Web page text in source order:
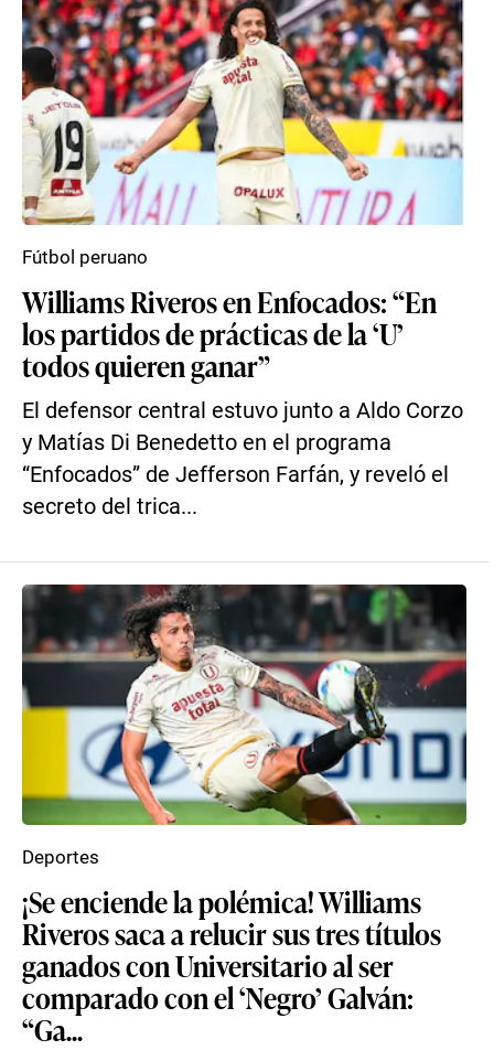
Williams Riveros en Enfocados: “En
los partidos de prácticas de la ‘U’
todos quieren ganar”
El defensor central estuvo junto a Aldo Corzo
y Matías Di Benedetto en el programa
“Enfocados” de Jefferson Farfán, y reveló el
secreto del trica...
Fútbol peruano
¡Se enciende la polémica! Williams
Riveros saca a relucir sus tres títulos
ganados con Universitario al ser
comparado con el ‘Negro’ Galván:
“Ga...
Deportes